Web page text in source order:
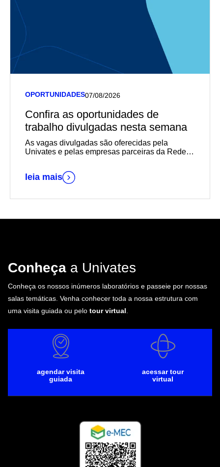
OPORTUNIDADES07/08/2026
Confira as oportunidades de
trabalho divulgadas nesta semana
As vagas divulgadas são oferecidas pela
Univates e pelas empresas parceiras da Rede
leia mais
Conheça a Univates
Conheça os nossos inúmeros laboratórios e passeie por nossas
salas temáticas. Venha conhecer toda a nossa estrutura com
uma visita guiada ou pelo tour virtual
agendar visita
guiada
acessar tour
virtual